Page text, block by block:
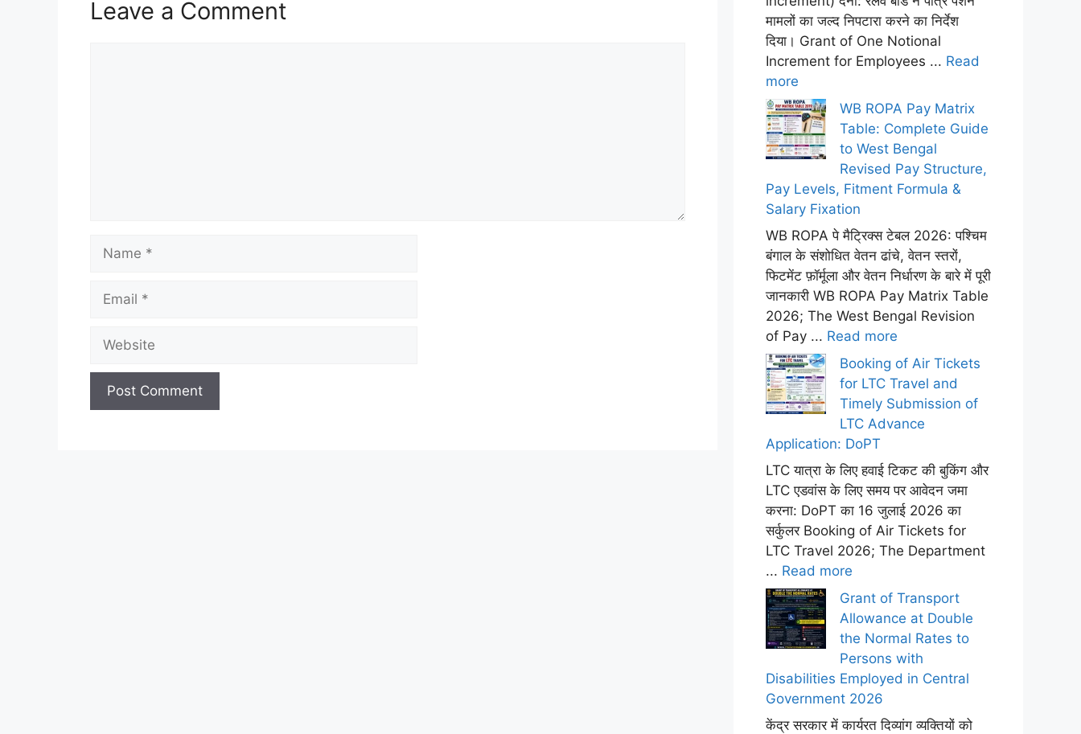
Leave a Comment
Name
Email
Website
मामलों का जल्द निपटारा करने का निर्देश
दिया। Grant of One Notional
Increment for Employees ... Read
more
WB ROPA Pay Matrix
Table: Complete Guide
to West Bengal
Revised Pay Structure,
Pay Levels, Fitment Formula &
Salary Fixation
WB ROPA पे मैट्रिक्स टेबल 2026: पश्चिम
बंगाल के संशोधित वेतन ढांचे, वेतन स्तरों,
फिटमेंट फ़ॉर्मूला और वेतन निर्धारण के बारे में पूरी
जानकारी WB ROPA Pay Matrix Table
2026; The West Bengal Revision
of Pay ... Read more
Booking of Air Tickets
for LTC Travel and
Timely Submission of
LTC Advance
Application: DoPT
LTC यात्रा के लिए हवाई टिकट की बुकिंग और
LTC एडवांस के लिए समय पर आवेदन जमा
करना: DoPT का 16 जुलाई 2026 का
सर्कुलर Booking of Air Tickets for
LTC Travel 2026; The Department
... Read more
Grant of Transport
Allowance at Double
the Normal Rates to
Persons with
Disabilities Employed in Central
Government 2026
केंद्र सरकार में कार्यरत दिव्यांग व्यक्तियों को